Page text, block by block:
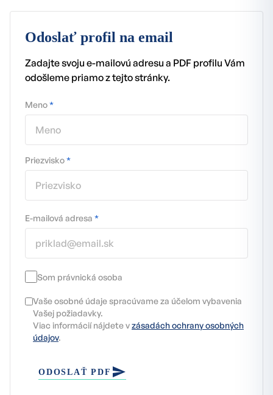
Odoslať profil na email
Zadajte svoju e-mailovú adresu a PDF profilu Vám
odošleme priamo z tejto stránky.
Meno*
Priezvisko*
E-mailová adresa *
Som právnická osoba
Vaše osobné údaje spracúvame za účelom vybavenia
Vašej požiadavky.
Viac informácií nájdete vzásadách ochrany osobných
údajov.
ODOSLAŤ PDF